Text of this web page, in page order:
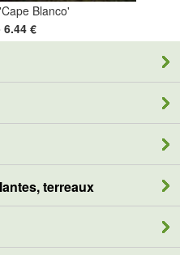
Blanco'
6.44 €
terreaux